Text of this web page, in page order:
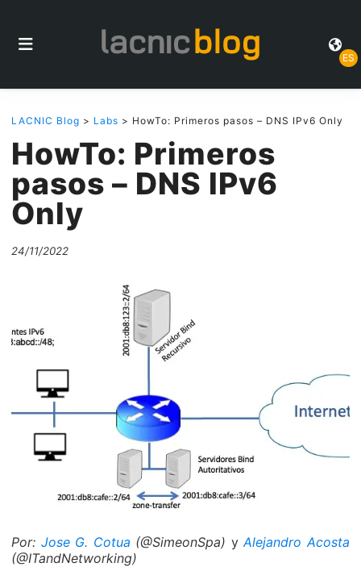
ES
LACNIC Blog > Labs > HowTo: Primeros pasos – DNS IPv6 Only
HowTo: Primeros
pasos – DNS IPv6
Only
24/11/2022
Por: Jose G. Cotua (@SimeonSpa) yAlejandro Acosta
(@ITandNetworking)